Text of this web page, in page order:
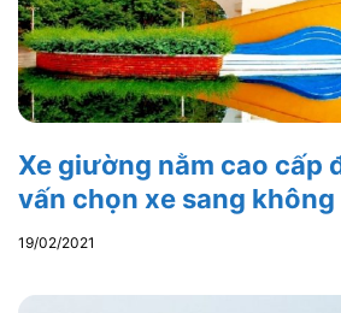
Xe giường nằm cao cấp
vấn chọn xe sang không
19/02/2021